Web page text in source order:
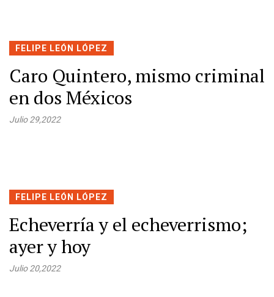
FELIPE LEÓN LÓPEZ
Caro Quintero, mismo criminal
en dos Méxicos
Julio 29,2022
FELIPE LEÓN LÓPEZ
Echeverría y el echeverrismo;
ayer y hoy
Julio 20,2022